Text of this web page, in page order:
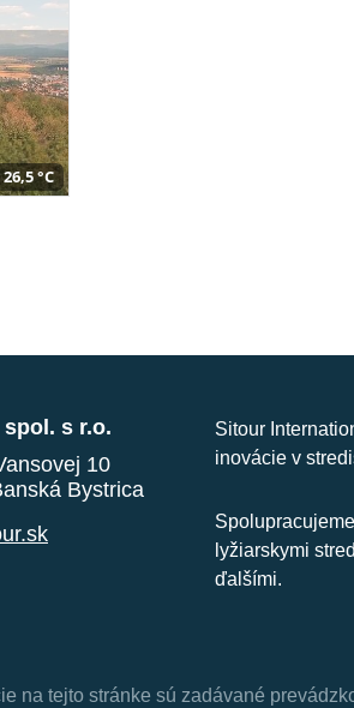
26,5 °C
spol. s r.o.
10
Bystrica
Sitour
inovácie v
lyžiarskymi
ďalšími.
na tejto stránke sú zadávané